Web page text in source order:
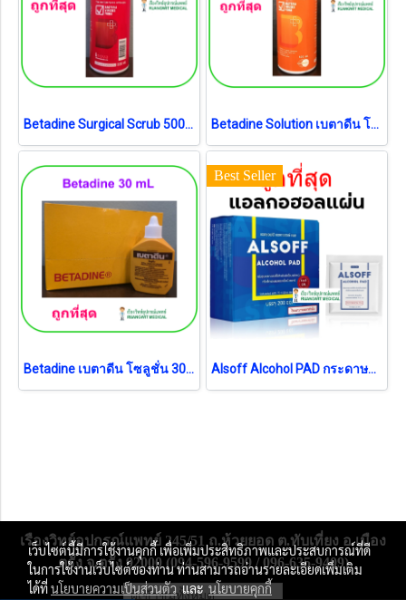
Betadine Surgical Scrub 500 ml Betadine Solution เบตาดีน โซลูชั่น 500 ml (exp 04-2029)
Betadine เบตาดีน โซลูชั่น 30 ml (exp 02-2031) (1 ขวด)
Best Seller
Alsoff Alcohol PAD กระดาษชุบเอทิลแอลกอฮอล์ 70% (exp 03-2028)
เรืองวิทย์อุปกรณ์แพทย์ 245/51 ถ.ห้วยยอด ต.ทับเที่ยง อ.เมือง
ตรัง จ.ตรัง 92000 (094-596-9599 / 096-635-9409)
ผู้เข้าชมวันนี้ 3,021
เว็บไซต์นี้มีการใช้งานคุกกี้ เพื่อเพิ่มประสิทธิภาพและประสบการณ์ที่ดี
ในการใช้งานเว็บไซต์ของท่าน ท่านสามารถอ่านรายละเอียดเพิ่มเติม
ได้ที่นโยบายความเป็นส่วนตัวและนโยบายคุกกี้